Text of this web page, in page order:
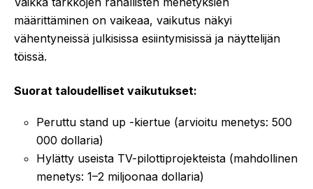
määrittäminen on vaikeaa, vaikutus näkyi
vähentyneissä julkisissa esiintymisissä ja näyttelijän
töissä.
Suorat taloudelliset vaikutukset:
Peruttu stand up -kiertue (arvioitu menetys: 500
000 dollaria)
Hylätty useista TV-pilottiprojekteista (mahdollinen
menetys: 1–2 miljoonaa dollaria)